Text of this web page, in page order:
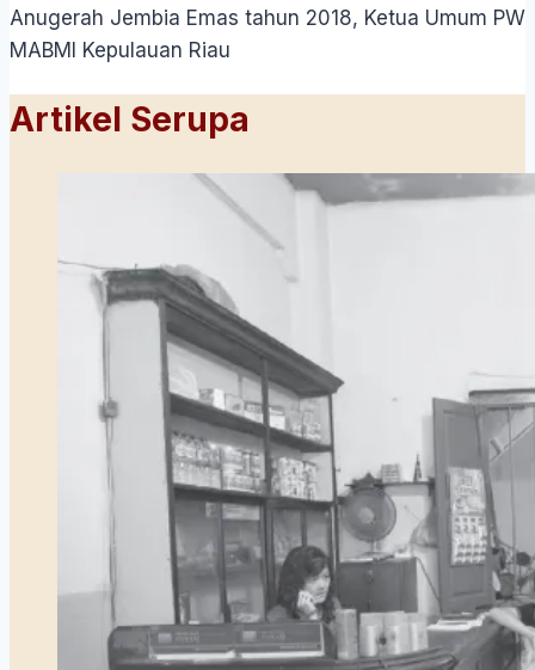
Anugerah Jembia Emas tahun 2018, Ketua Umum PW
MABMI Kepulauan Riau
Artikel Serupa